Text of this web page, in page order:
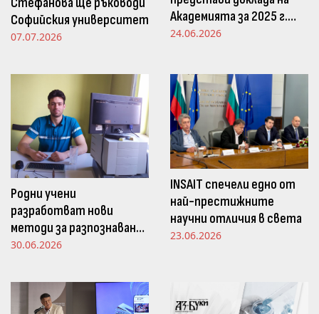
Софийския университет
07.07.2026
Академията за 2025 г.
пред Просветната
24.06.2026
Родни учени
разработват нови
методи за разпознаване
и следене на емоциите
погледа
30.06.2026
INSAIT спечели едно от
най-престижните
научни отличия в света
23.06.2026